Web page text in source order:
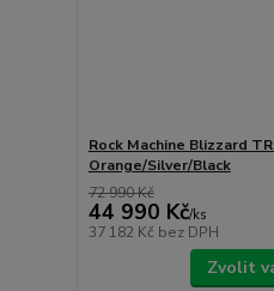
Rock Machine Blizzard
Orange/Silver/Black
72 990 Kč
44 990 Kč/ks
37 182 Kč bez DPH
Zvolit